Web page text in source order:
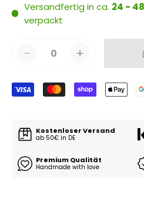
Versandfertig in ca. 24 - 48
verpackt
0
Kostenloser Versand
ab 50€ in DE
Premium Qualität
Handmade with love